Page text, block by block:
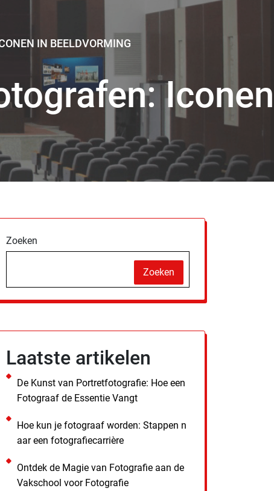
IN BEELDVORMING
Iconen
Zoeken
Zoeken
Laatste artikelen
De Kunst van Portretfotografie: Hoe een
Fotograaf de Essentie Vangt
Hoe kun je fotograaf worden: Stappen n
aar een fotografiecarrière
Ontdek de Magie van Fotografie aan de
Vakschool voor Fotografie